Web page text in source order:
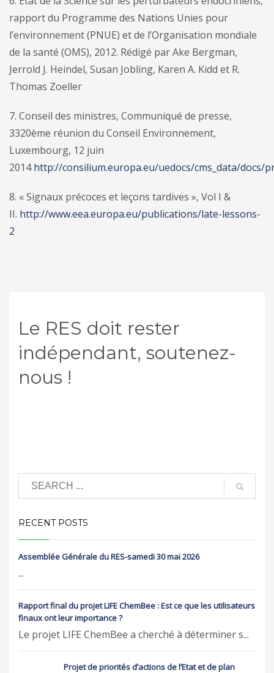
rapport du Programme des Nations Unies pour
l’environnement (PNUE) et de l’Organisation mondiale
de la santé (OMS), 2012. Rédigé par Ake Bergman,
Jerrold J. Heindel, Susan Jobling, Karen A. Kidd et R.
Thomas Zoeller
7. Conseil des ministres, Communiqué de presse,
3320ème réunion du Conseil Environnement,
Luxembourg, 12 juin
2014http://consilium.europa.eu/uedocs/cms_data/docs/
8. « Signaux précoces et leçons tardives », Vol I &
II. http://www.eea.europa.eu/publications/late-lessons-
2
Le RES doit rester
indépendant, soutenez-
nous !
RECENT POSTS
Assemblée Générale du RES-samedi 30 mai 2026
...
Rapport final du projet LIFE ChemBee : Est ce que les utilisateurs
finaux ont leur importance ?
Le projet LIFE ChemBee a cherché à déterminer s...
Projet de priorités d’actions de l’Etat et de plan